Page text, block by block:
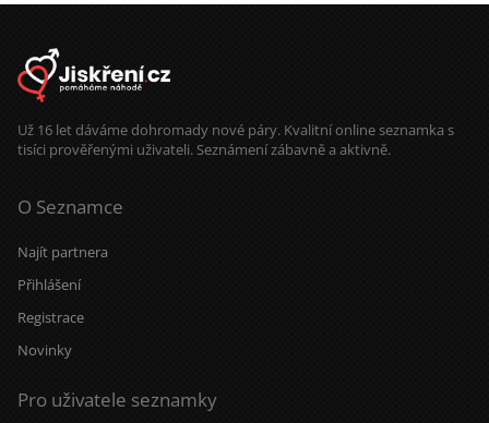
Už 16 let dáváme dohromady nové páry. Kvalitní online seznamka s
tisíci prověřenými uživateli. Seznámení zábavně a aktivně.
O Seznamce
Najít partnera
Přihlášení
Registrace
Novinky
Pro uživatele seznamky